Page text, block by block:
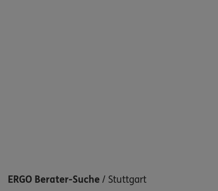
ERGO Berater-Suche / Stuttgart